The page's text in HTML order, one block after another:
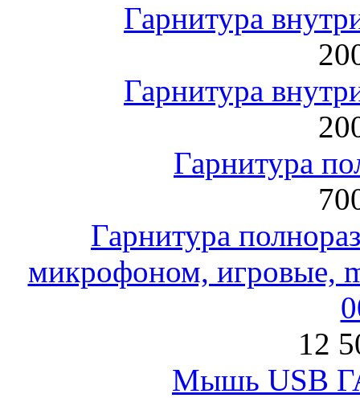
Гарнитура
Гарнитура
Гарнитура
Гарнитура
микрофоном, игровые,
12
Мышь USB